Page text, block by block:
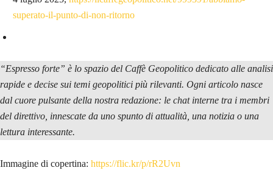
superato-il-punto-di-non-ritorno
“Espresso forte” è lo spazio del Caffè Geopolitico dedicato alle analisi
rapide e decise sui temi geopolitici più rilevanti. Ogni articolo nasce
dal cuore pulsante della nostra redazione: le chat interne tra i membri
del direttivo, innescate da uno spunto di attualità, una notizia o una
lettura interessante.
Immagine di copertina: https://flic.kr/p/rR2Uvn